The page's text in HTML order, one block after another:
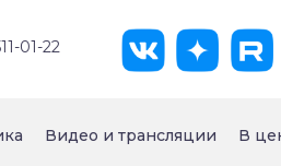
01-22
Видео и трансляции В